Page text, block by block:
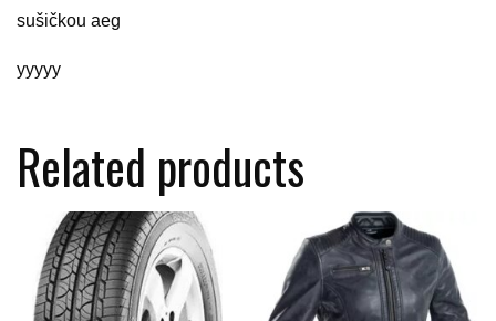
sušičkou aeg
yyyyy
Related products